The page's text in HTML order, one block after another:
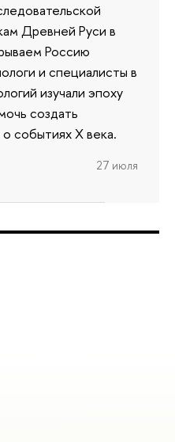
Древней Руси в
Россию
и специалисты в
изучали эпоху
создать
событиях X века.
27 июля